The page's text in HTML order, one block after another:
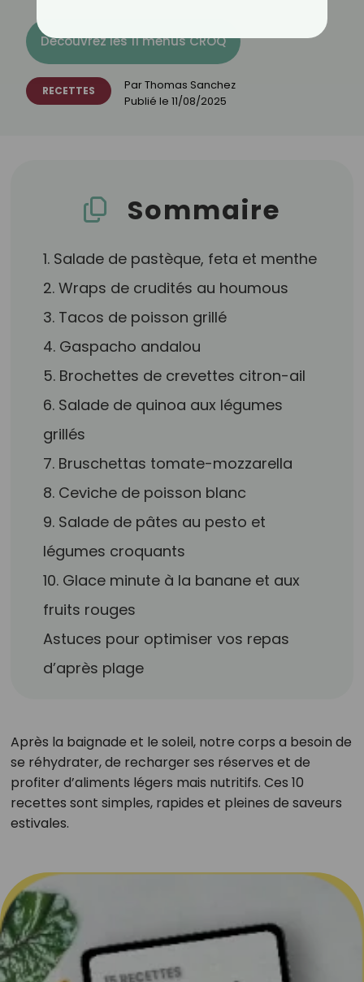
Découvrez les 11 menus CROQ
RECETTES ParThomas Sanchez
Publié le 11/08/2025
Sommaire
1. Salade de pastèque, feta et menthe
2. Wraps de crudités au houmous
3. Tacos de poisson grillé
4. Gaspacho andalou
5. Brochettes de crevettes citron-ail
6. Salade de quinoa aux légumes
grillés
7. Bruschettas tomate-mozzarella
8. Ceviche de poisson blanc
9. Salade de pâtes au pesto et
légumes croquants
10. Glace minute à la banane et aux
fruits rouges
Astuces pour optimiser vos repas
d’après plage
Après la baignade et le soleil, notre corps a besoin de
se réhydrater, de recharger ses réserves et de
profiter d’aliments légers mais nutritifs. Ces 10
recettes sont simples, rapides et pleines de saveurs
estivales.